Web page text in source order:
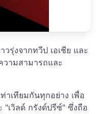
รุ่งจากทวีป เอเชีย และ
วามสามารถและ
าเทียมกันทุกอย่าง เพื่อ
"เวิลด์ กรังด์ปรีซ์" ซึ่งถือ